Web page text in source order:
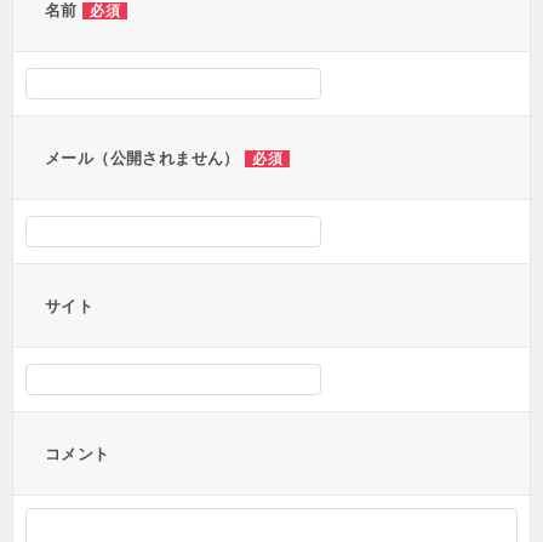
ョ
名前 必須
メール（公開されません） 必須
サイト
コメント